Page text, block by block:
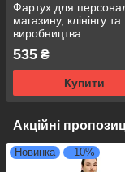
Фартух для
магазину, клінінгу та
виробництва
універсальний розмір
зелений
535 ₴
Купити
Акційні
Новинка –10%